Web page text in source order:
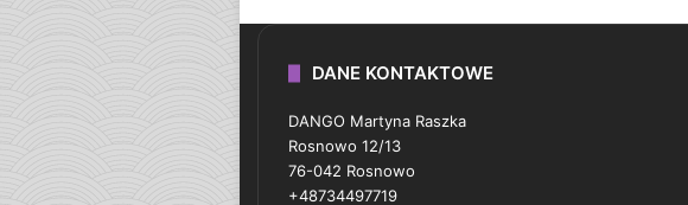
DANE KONTAKTOWE
DANGO Martyna Raszka
Rosnowo 12/13
76-042 Rosnowo
+48734497719